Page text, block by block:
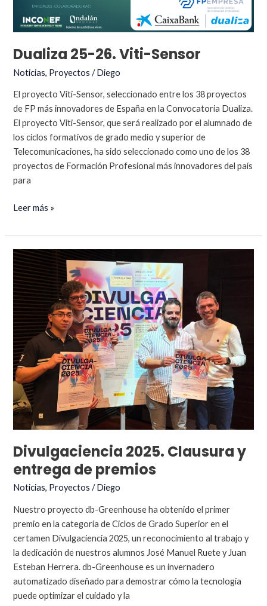
junto
INCONEF
Dualiza 25-26. Viti-Sensor
Noticias, Proyectos /Diego
El proyecto Viti-Sensor, seleccionado entre los 38 proyectos
de FP más innovadores de España en la Convocatoria Dualiza.
El proyecto Viti-Sensor, que será realizado por el alumnado de
los ciclos formativos de grado medio y superior de
Telecomunicaciones, ha sido seleccionado como uno de los 38
proyectos de Formación Profesional más innovadores del país
para
Dualiza
26.
Viti-
Sensor
Leer más »
Divulgaciencia 2025. Clausura y
entrega de premios
Noticias, Proyectos /Diego
Nuestro proyecto db-Greenhouse ha obtenido el primer
premio en la categoría de Ciclos de Grado Superior en el
certamen Divulgaciencia 2025, un reconocimiento al trabajo y
la dedicación de nuestros alumnos José Manuel Ruete y Juan
Esteban Herrera. db-Greenhouse es un invernadero
automatizado diseñado para demostrar cómo la tecnología
puede optimizar el cuidado y la